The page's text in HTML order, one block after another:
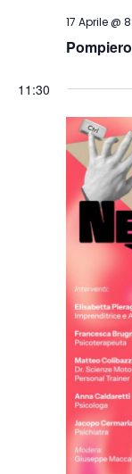
17 Aprile @
11:30